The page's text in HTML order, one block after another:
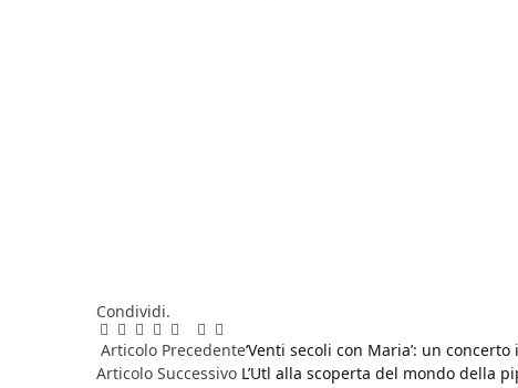
Condividi.
Facebook
Twitter
Pinterest
LinkedIn
RedditWhatsApp
Telegram
Email
Articolo Precedente‘Venti secoli con Maria’: un
Articolo Successivo L’Utl alla scoperta del mondo della